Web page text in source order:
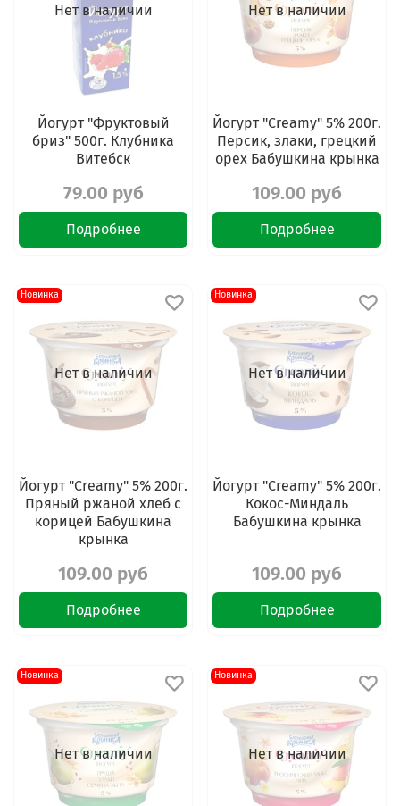
Нет в наличии
Йогурт "Фруктовый
бриз" 500г. Клубника
Витебск
79.00 руб
Подробнее
Нет в наличии
Йогурт "Creamy" 5% 200г.
Персик, злаки, грецкий
орех Бабушкина крынка
109.00 руб
Подробнее
Нет в наличии
Новинка
Йогурт "Creamy" 5% 200г.
Пряный ржаной хлеб с
корицей Бабушкина
крынка
109.00 руб
Подробнее
Нет в наличии
Новинка
Йогурт "Creamy" 5% 200г.
Кокос-Миндаль
Бабушкина крынка
109.00 руб
Подробнее
Нет в наличии
Новинка
Нет в наличии
Новинка